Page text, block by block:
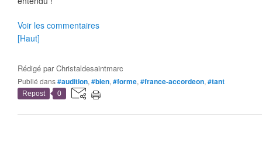
Voir les commentaires
[Haut]
Rédigé parChristaldesaintmarc
Publié dans#audition, #bien, #forme, #france-accordeon, #tant
Repost 0